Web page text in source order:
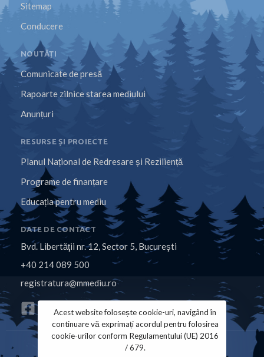
Sitemap
Conducere
NOUTĂȚI
Comunicate de presă
Rapoarte zilnice starea mediului
Anunțuri
RESURSE ȘI PROIECTE
Planul Național de Redresare și Reziliență
Programe de finanțare
Educația pentru mediu
DATE DE CONTACT
Bvd. Libertăţii nr. 12, Sector 5, Bucureşti
+40 214 089 500
registratura@mmediu.ro
Acest website folosește cookie-uri, navigând în
continuare vă exprimați acordul pentru folosirea
cookie-urilor conform Regulamentului (UE) 2016
/ 679.